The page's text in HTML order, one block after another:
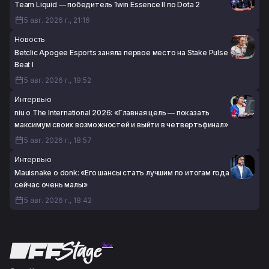
Team Liquid — победитель 1win Essence II по Dota 2
5 авг. 2026 г., 21:16
Новость
Betclic Apogee Esports заняла первое место на Stake Pulse
Beat I
5 авг. 2026 г., 19:52
Интервью
niu о The International 2026: «Главная цель — показать
максимум своих возможностей и выйти в четвертьфинал»
5 авг. 2026 г., 18:57
Интервью
Mauisnake о donk: «Его шансы стать лучшим по итогам года
сейчас очень малы»
5 авг. 2026 г., 18:42
Beta